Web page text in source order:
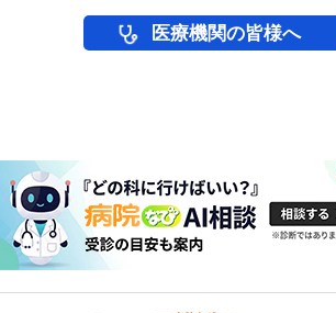
医療機関の皆様へ